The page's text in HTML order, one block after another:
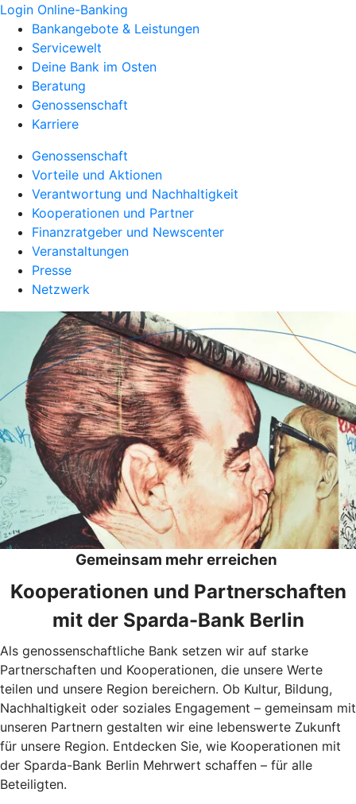
Login Online-Banking
Bankangebote & Leistungen
Servicewelt
Deine Bank im Osten
Beratung
Genossenschaft
Karriere
Genossenschaft
Vorteile und Aktionen
Verantwortung und Nachhaltigkeit
Kooperationen und Partner
Finanzratgeber und Newscenter
Veranstaltungen
Presse
Netzwerk
Gemeinsam mehr erreichen
Kooperationen und Partnerschaften
mit der Sparda-Bank Berlin
Als genossenschaftliche Bank setzen wir auf starke
Partnerschaften und Kooperationen, die unsere Werte
teilen und unsere Region bereichern. Ob Kultur, Bildung,
Nachhaltigkeit oder soziales Engagement – gemeinsam mit
unseren Partnern gestalten wir eine lebenswerte Zukunft
für unsere Region. Entdecken Sie, wie Kooperationen mit
der Sparda-Bank Berlin Mehrwert schaffen – für alle
Beteiligten.